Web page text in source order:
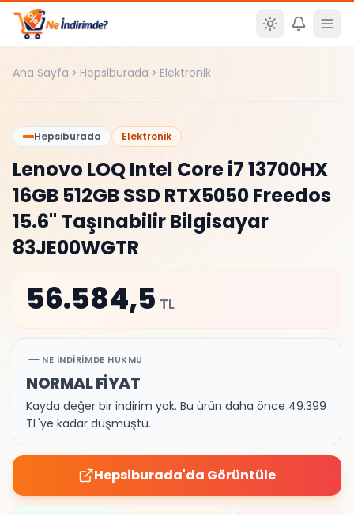
Ana içeriğe atla
Ana Sayfa Hepsiburada Elektronik
%0
Hepsiburada Elektronik
Lenovo LOQ Intel Core i7 13700HX
16GB 512GB SSD RTX5050 Freedos
15.6" Taşınabilir Bilgisayar
83JE00WGTR
56.584,5 TL
NE İNDIRIMDE HÜKMÜ
NORMAL FİYAT
Kayda değer bir indirim yok. Bu ürün daha önce 49.399
TL'ye kadar düşmüştü.
Hepsiburada'da Görüntüle